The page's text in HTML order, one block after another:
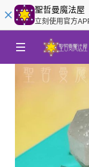
聖哲曼魔法屋
立刻使用官方